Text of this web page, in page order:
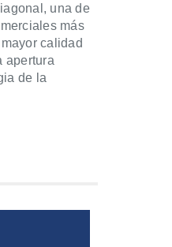
una de
más
calidad
apertura
de la